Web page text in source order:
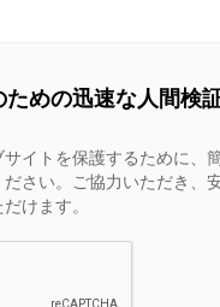
めの迅速な人間検
イトを保護するために、
さい。ご協力いただき、
けます。